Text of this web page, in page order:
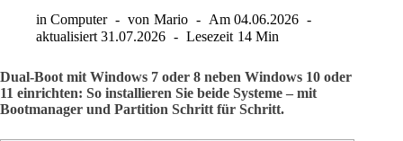
in Computer von Mario Am 04.06.2026
aktualisiert 31.07.2026 Lesezeit 14 Min
Dual-Boot mit Windows 7 oder 8 neben Windows 10 oder
11 einrichten: So installieren Sie beide Systeme – mit
Bootmanager und Partition Schritt für Schritt.